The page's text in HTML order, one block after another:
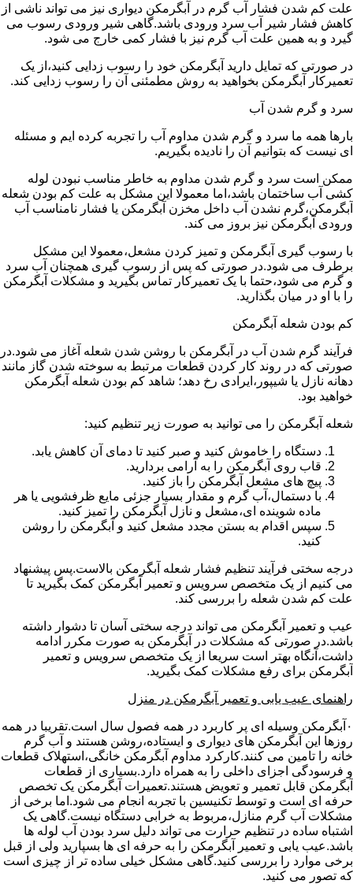
علت کم شدن فشار آب گرم در آبگرمکن دیواری نیز می تواند ناشی از
کاهش فشار شیر آب سرد ورودی باشد.گاهی شیر ورودی رسوب می
گیرد و به همین علت آب گرم نیز با فشار کمی خارج می شود.
در صورتی که تمایل دارید آبگرمکن خود را رسوب زدایی کنید،از یک
تعمیرکار آبگرمکن بخواهید به روش مطمئنی آن را رسوب زدایی کند.
سرد و گرم شدن آب
بارها همه ما سرد و گرم شدن مداوم آب را تجربه کرده ایم و مسئله
ای نیست که بتوانیم آن را نادیده بگیریم.
ممکن است سرد و گرم شدن مداوم به خاطر مناسب نبودن لوله
کشی آب ساختمان باشد،اما معمولا این مشکل به علت کم بودن شعله
آبگرمکن،گرم نشدن آب داخل مخزن آبگرمکن یا فشار نامناسب آب
ورودی آبگرمکن نیز بروز می کند.
با رسوب گیری آبگرمکن و تمیز کردن مشعل،معمولا این مشکل
برطرف می شود.در صورتی که پس از رسوب گیری همچنان آب سرد
و گرم می شود،حتما با یک تعمیرکار تماس بگیرید و مشکلات آبگرمکن
را با او در میان بگذارید.
کم بودن شعله آبگرمکن
فرآیند گرم شدن آب در آبگرمکن با روشن شدن شعله آغاز می شود.در
صورتی که در روند کار کردن قطعات مرتبط به سوخته شدن گاز مانند
دهانه نازل یا شیپور،ایرادی رخ دهد؛ شاهد کم بودن شعله آبگرمکن
خواهید بود.
شعله آبگرمکن را می توانید به صورت زیر تنظیم کنید:
دستگاه را خاموش کنید و صبر کنید تا دمای آن کاهش یابد.
قاب روی آبگرمکن را به آرامی بردارید.
پیچ های مشعل آبگرمکن را باز کنید.
با دستمال،آب گرم و مقدار بسیار جزئی مایع ظرفشویی یا هر
ماده شوینده ای،مشعل و نازل آبگرمکن را تمیز کنید.
سپس اقدام به بستن مجدد مشعل کنید و آبگرمکن را روشن
کنید.
درجه سختی فرآیند تنظیم فشار شعله آبگرمکن بالاست.پس پیشنهاد
می کنیم از یک متخصص سرویس و تعمیر آبگرمکن کمک بگیرید تا
علت کم شدن شعله را بررسی کند.
عیب و تعمیر آبگرمکن می تواند درجه سختی آسان تا دشوار داشته
باشد.در صورتی که مشکلات در آبگرمکن به صورت مکرر ادامه
داشت،آنگاه بهتر است سریعا از یک متخصص سرویس و تعمیر
آبگرمکن برای رفع مشکلات کمک بگیرید.
راهنمای عیب یابی و تعمیر آبگرمکن در منزل
۰آبگرمکن وسیله ای پر کاربرد در همه فصول سال است.تقریبا در همه
روزها این آبگرمکن های دیواری و ایستاده،روشن هستند و آب گرم
خانه را تامین می کنند.کارکرد مداوم آبگرمکن خانگی،استهلاک قطعات
و فرسودگی اجزای داخلی را به همراه دارد.بسیاری از قطعات
آبگرمکن قابل تعمیر و تعویض هستند.تعمیرات آبگرمکن یک تخصص
حرفه ای است و توسط تکنیسین با تجربه انجام می شود.اما برخی از
مشکلات آب گرم منازل،مربوط به خرابی دستگاه نیست.گاهی یک
اشتباه ساده در تنظیم حرارت می تواند دلیل سرد بودن آب لوله ها
باشد.عیب یابی و تعمیر آبگرمکن را به حرفه ای ها بسپارید ولی از قبل
برخی موارد را بررسی کنید.گاهی مشکل خیلی ساده تر از چیزی است
که تصور می کنید.